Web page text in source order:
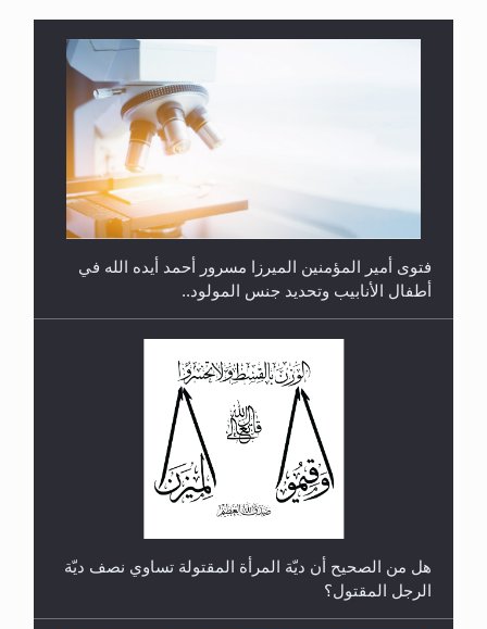
رأيٌ في لغة المسيح الموعود عليه السلام.. 4...
فتوى أمير المؤمنين الميرزا مسرور أحمد أيده الله في
أطفال الأنابيب وتحديد جنس المولود..
هل من الصحيح أن ديّة المرأة المقتولة تساوي نصف ديّة
الرجل المقتول؟